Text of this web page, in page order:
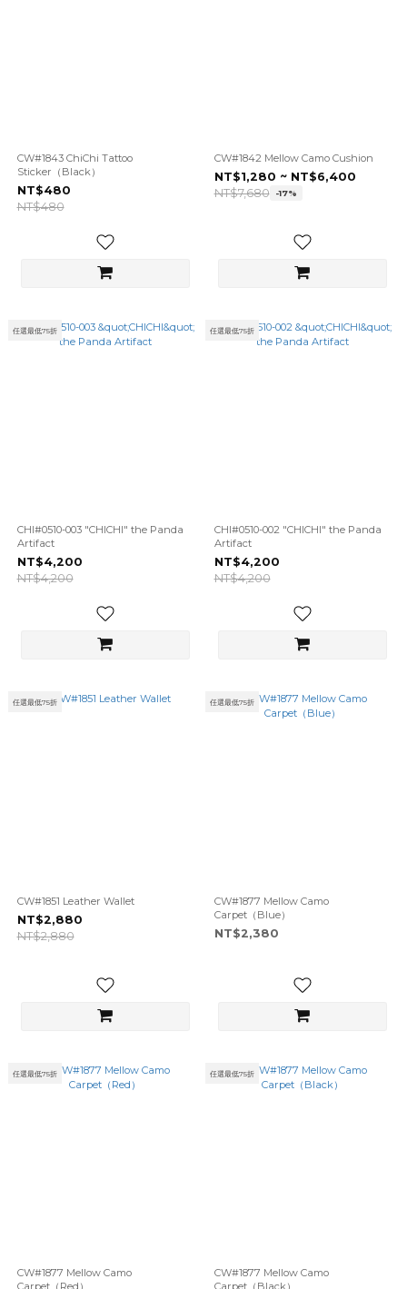
CW#1843 ChiChi Tattoo
Sticker（Black）
NT$480
NT$480
CW#1842 Mellow Camo Cushion
NT$1,280 ~ NT$6,400
NT$7,680
-17%
任選最低75折
CHI#0510-003 "CHICHI" the Panda
Artifact
NT$4,200
NT$4,200
任選最低75折
CHI#0510-002 "CHICHI" the Panda
Artifact
NT$4,200
NT$4,200
任選最低75折
CW#1851 Leather Wallet
NT$2,880
NT$2,880
任選最低75折
CW#1877 Mellow Camo
Carpet（Blue）
NT$2,380
任選最低75折
CW#1877 Mellow Camo
Carpet（Red）
任選最低75折
CW#1877 Mellow Camo
Carpet（Black）